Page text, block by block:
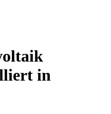
in